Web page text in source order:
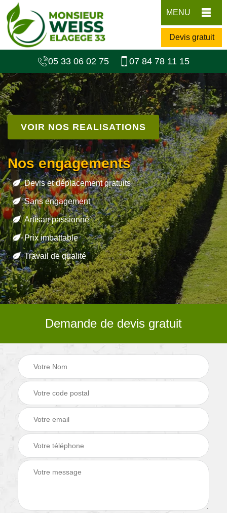
MENU
Devis gratuit
05 33 06 02 75 07 84 78 11 15
VOIR NOS REALISATIONS
Nos engagements
Devis et déplacement gratuits
Sans engagement
Artisan passionné
Prix imbattable
Travail de qualité
Demande de devis gratuit